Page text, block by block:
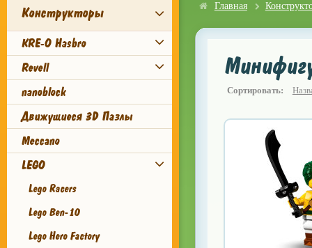
Конструкторы
KRE-O Hasbro
Revell
nanoblock
Движущиеся 3D Пазлы
Meccano
LEGO
Lego Racers
Lego Ben-10
Lego Hero Factory
Главная
Сортировать: